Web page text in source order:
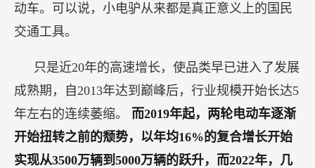
动车。可以说，小电驴从来都是真正意义上的国民
交通工具。
只是近20年的高速增长，使品类早已进入了发展
成熟期，自2013年达到巅峰后，行业规模开始长达5
年左右的连续萎缩。 而2019年起，两轮电动车逐渐
开始扭转之前的颓势，以年均16%的复合增长开始
实现从3500万辆到5000万辆的跃升，而2022年，几